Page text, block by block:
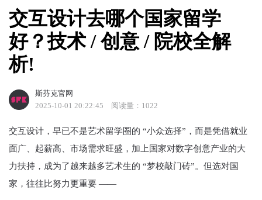
交互设计去哪个国家留学
好？技术 / 创意 / 院校全解
析!
斯芬克官网
2025-10-01 20:22:45
阅读量：1022
交互设计，早已不是艺术留学圈的 “小众选择”，而是凭借就业
面广、起薪高、市场需求旺盛，加上国家对数字创意产业的大
力扶持，成为了越来越多艺术生的 “梦校敲门砖”。但选对国
家，往往比努力更重要 ——